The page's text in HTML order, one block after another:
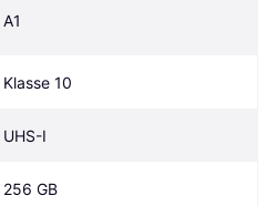
A1
Klasse 10
UHS-I
256 GB